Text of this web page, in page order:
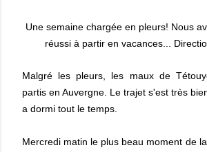
Une semaine chargée en pleurs! Nous
réussi à partir en vacances...
Malgré les pleurs, les maux de
partis en Auvergne. Le trajet s'est très
a dormi tout le temps.
Mercredi matin le plus beau moment de